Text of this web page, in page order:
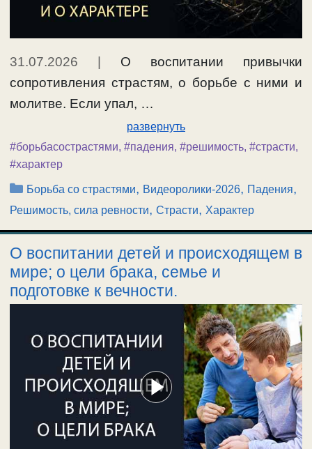
31.07.2026 | О воспитании привычки
сопротивления страстям, о борьбе с ними и
молитве. Если упал, …
развернуть
#борьбасострастями, #падения, #решимость, #страсти,
#характер
Рубрики
Борьба со страстями, Видеоролики-2026, Падения,
Решимость, сила ревности, Страсти, Характер
О воспитании детей и происходящем в
мире; о цели брака, семье и
подготовке к вечности.